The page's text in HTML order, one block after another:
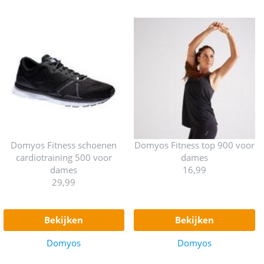
Domyos Fitness schoenen
cardiotraining 500 voor
dames
29,99
bekijken
Domyos
Domyos Fitness top 900 voor
dames
16,99
bekijken
Domyos